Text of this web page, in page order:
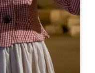
Leaflet